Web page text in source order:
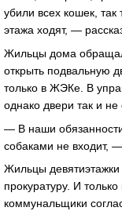
убили всех кошек,
этажа ходят, —
Жильцы дома
открыть подвальную
только в ЖЭКе. В
однако двери так и не
— В наши
собаками не входит,
Жильцы
прокуратуру. И
коммунальщики